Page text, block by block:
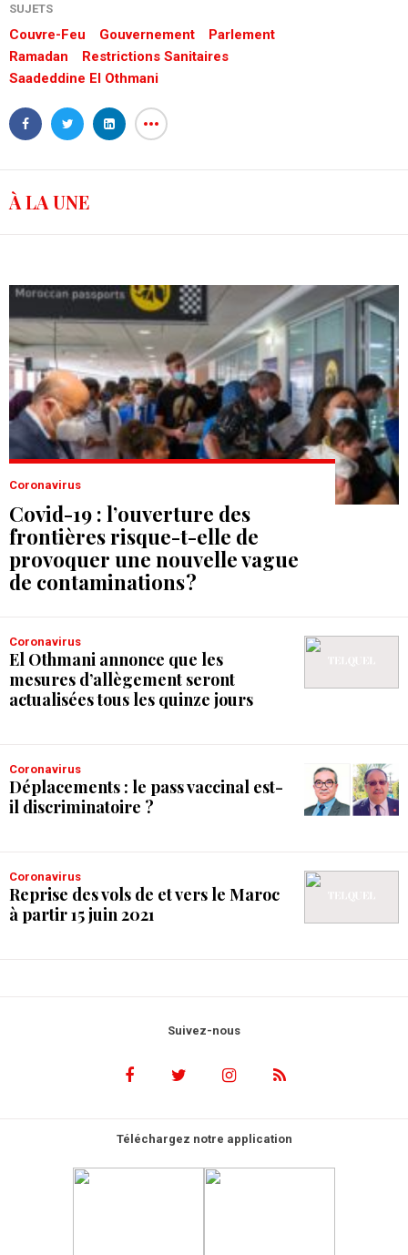
SUJETS
Couvre-Feu Gouvernement
Parlement
Ramadan
Restrictions Sanitaires
Saadeddine El Othmani
À LA UNE
Coronavirus
Covid-19 : l’ouverture des
frontières risque-t-elle de
provoquer une nouvelle vague
de contaminations ?
Coronavirus
El Othmani annonce que les
mesures d’allègement seront
actualisées tous les quinze jours
Coronavirus
Déplacements : le pass vaccinal est-
il discriminatoire ?
Coronavirus
Reprise des vols de et vers le Maroc
à partir 15 juin 2021
Suivez-nous
Téléchargez notre application